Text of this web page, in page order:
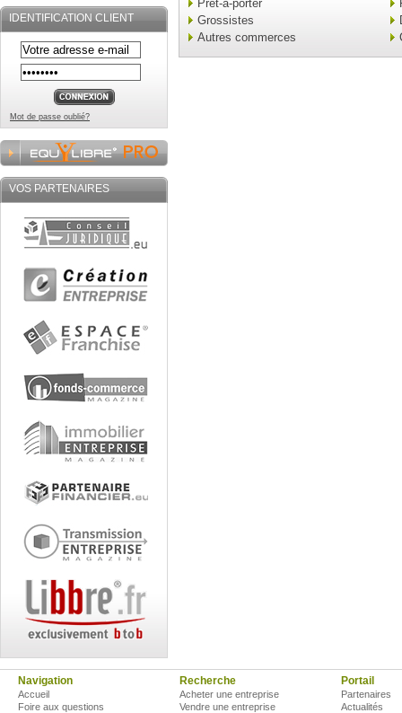
IDENTIFICATION CLIENT
Mot de passe oublié?
VOS PARTENAIRES
Prêt-à-porter
Grossistes
Autres commerces
Navigation
Accueil
Foire aux questions
Recherche
Acheter une entreprise
Vendre une entreprise
Portail
Partenaires
Actualités